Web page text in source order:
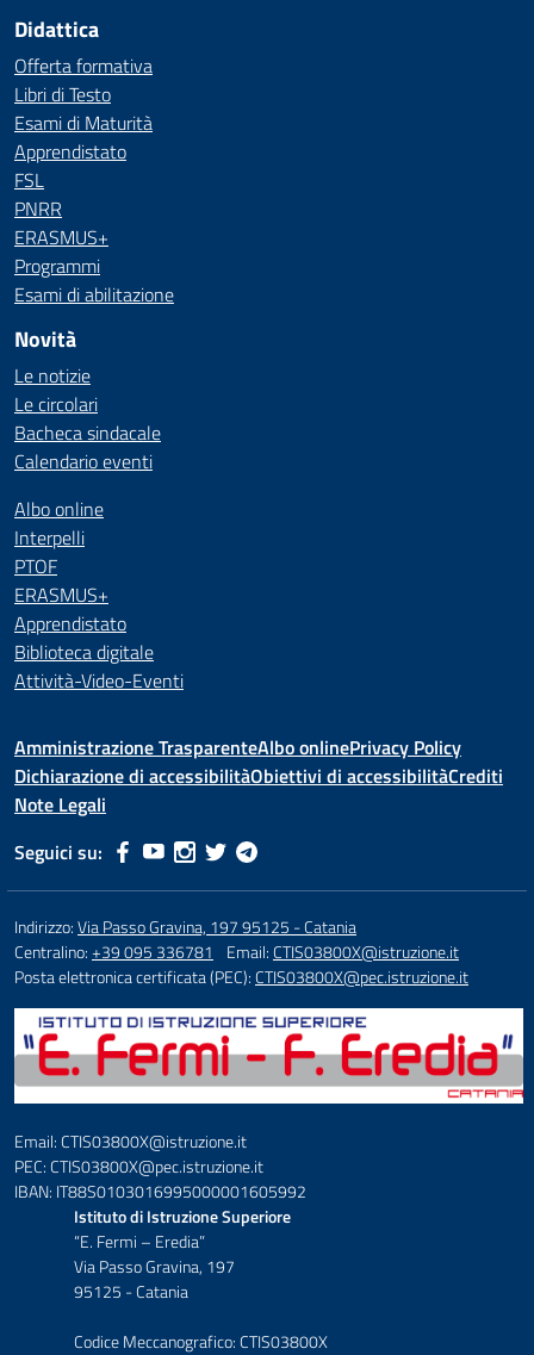
Didattica
Offerta formativa
Libri di Testo
Esami di Maturità
Apprendistato
FSL
PNRR
ERASMUS+
Programmi
Esami di abilitazione
Novità
Le notizie
Le circolari
Bacheca sindacale
Calendario eventi
Albo online
Interpelli
PTOF
ERASMUS+
Apprendistato
Biblioteca digitale
Attività-Video-Eventi
Amministrazione TrasparenteAlbo onlinePrivacy Policy
Dichiarazione di accessibilitàObiettivi di accessibilitàCrediti
Note Legali
Seguici su:
Indirizzo:Via Passo Gravina, 197 95125 - Catania
Centralino:+39 095 336781 Email:CTIS03800X@istruzione.it
Posta elettronica certificata (PEC):CTIS03800X@pec.istruzione.it
Email: CTIS03800X@istruzione.it
PEC: CTIS03800X@pec.istruzione.it
IBAN: IT88S0103016995000001605992
Istituto di Istruzione Superiore
“E. Fermi – Eredia”
Via Passo Gravina, 197
95125 - Catania
Codice Meccanografico: CTIS03800X